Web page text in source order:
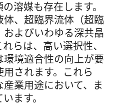
溶媒も存在します。
体、超臨界流体（超臨
よびいわゆる深共晶
らは、高い選択性、
境適合性の向上が要
されます。これら
業用途において、ま
ます。